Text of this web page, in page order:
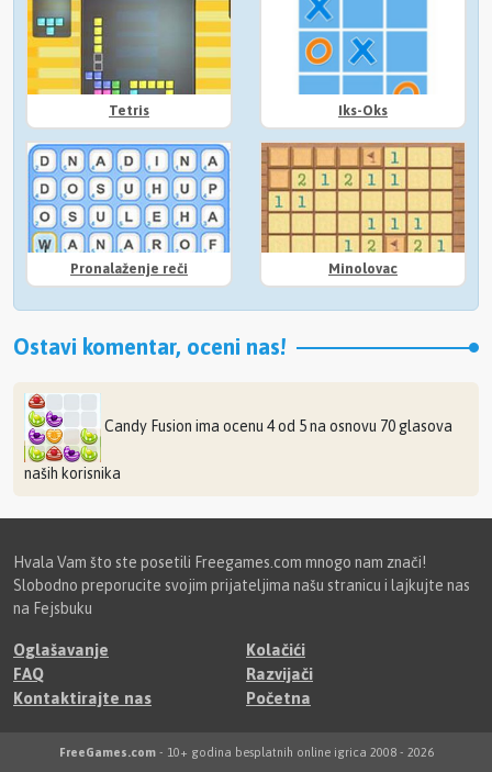
Tetris Iks-Oks
Pronalaženje reči Minolovac
Ostavi komentar, oceni nas!
Candy Fusion ima ocenu 4od 5na osnovu 70glasova
naših korisnika
Hvala Vam što ste posetili Freegames.com mnogo nam znači!
Slobodno preporucite svojim prijateljima našu stranicu i lajkujte nas
na Fejsbuku
Oglašavanje
Kolačići
FAQ
Razvijači
Kontaktirajte nas
Početna
FreeGames.com- 10+ godina besplatnih online igrica 2008 - 2026